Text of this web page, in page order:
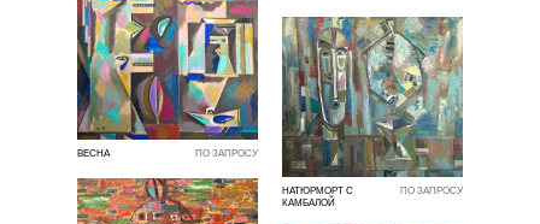
ВЕСНА
ПО ЗАПРОСУ
ПО ЗАПРОСУ
НАТЮРМОРТ С
КАМБАЛОЙ